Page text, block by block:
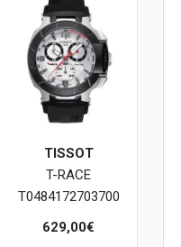
TISSOT
T-RACE
T0484172703700
629,00€